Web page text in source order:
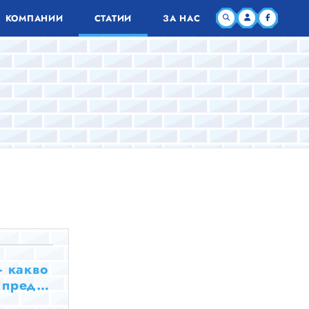
КОМПАНИИ СТАТИИ ЗА НАС
какво